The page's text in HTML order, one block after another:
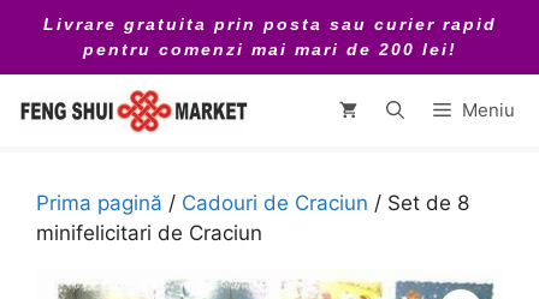
conținut
Livrare gratuita prin posta sau curier rapid
pentru comenzi mai mari de 200 lei!
Meniu
Prima pagină / Cadouri de Craciun / Set de 8
minifelicitari de Craciun